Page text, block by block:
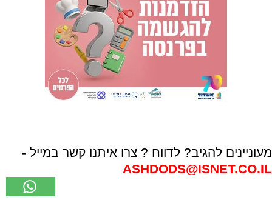
מעוניינים להגיב? לדווח ? צרו איתנו קשר במייל -
ASHDODS@ISNET.CO.IL